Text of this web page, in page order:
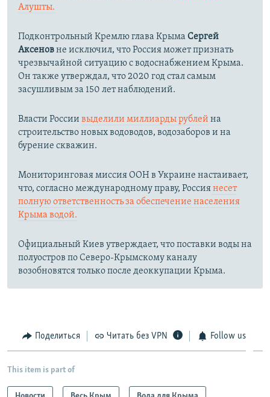
Алушты.
Подконтрольный Кремлю глава Крыма Сергей
Аксеновне исключил, что Россия может признать
чрезвычайной ситуацию с водоснабжением Крыма.
Он также утверждал, что 2020 год стал самым
засушливым за 150 лет наблюдений.​
Власти России выделили миллиарды рублей на
строительство новых водоводов, водозаборов и на
бурение скважин.
Мониторинговая миссия ООН в Украине настаивает,
что, согласно международному праву, Россиянесет
полную ответственность за обеспечение населения
Крыма водой.
Официальный Киев утверждает, что поставки воды на
полуостров по Северо-Крымскому каналу
возобновятся только после деоккупации Крыма.
Поделиться Читать без VPN Follow us
This item is part of